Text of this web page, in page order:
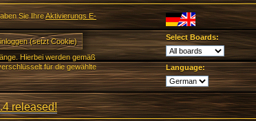
Sie IhreAktivierungs E-
Hierbei werden gemäß
für die gewählte
Select Boards:
Language:
released!